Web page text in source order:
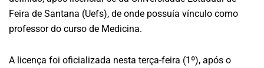
Feira de Santana (Uefs), de onde possuía vínculo como
professor do curso de Medicina.
A licença foi oficializada nesta terça-feira (1º), após o